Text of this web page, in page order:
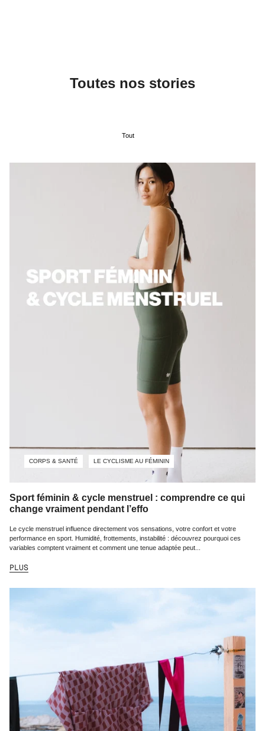
Toutes nos stories
Tout
CORPS & SANTÉ LE CYCLISME AU FÉMININ
Sport féminin & cycle menstruel : comprendre ce qui
change vraiment pendant l’effo
Le cycle menstruel influence directement vos sensations, votre confort et votre
performance en sport. Humidité, frottements, instabilité : découvrez pourquoi ces
variables comptent vraiment et comment une tenue adaptée peut...
PLUS